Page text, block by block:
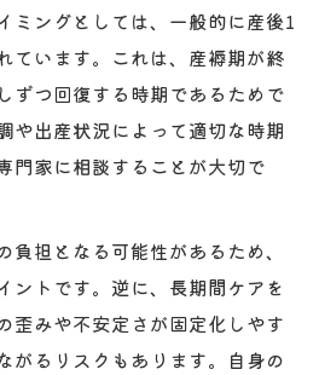
ミングとしては、一般的に産後1
ています。これは、産褥期が終
ずつ回復する時期であるためで
や出産状況によって適切な時期
門家に相談することが大切で
負担となる可能性があるため、
ントです。逆に、長期間ケアを
歪みや不安定さが固定化しやす
がるリスクもあります。自身の